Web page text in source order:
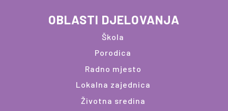
OBLASTI DJELOVANJA
Škola
Porodica
Radno mjesto
Lokalna zajednica
Životna sredina